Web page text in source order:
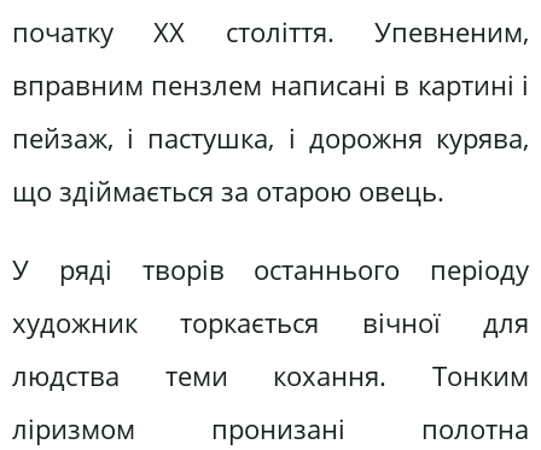
початку ХХ століття. Упевненим,
вправним пензлем написані в картині і
пейзаж, і пастушка, і дорожня курява,
що здіймається за отарою овець.
У ряді творів останнього періоду
художник торкається вічної для
людства теми кохання. Тонким
ліризмом пронизані полотна